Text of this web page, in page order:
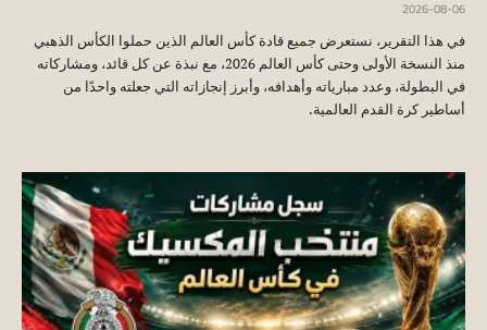
2026-08-06
في هذا التقرير، نستعرض جميع قادة كأس العالم الذين حملوا الكأس الذهبي
منذ النسخة الأولى وحتى كأس العالم 2026، مع نبذة عن كل قائد، ومشاركاته
في البطولة، وعدد مبارياته وأهدافه، وأبرز إنجازاته التي جعلته واحدًا من
أساطير كرة القدم العالمية.